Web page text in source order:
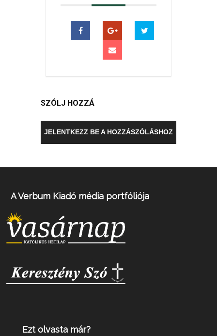
SZÓLJ HOZZÁ
JELENTKEZZ BE A HOZZÁSZÓLÁSHOZ
A Verbum Kiadó média portfóliója
Ezt olvasta már?